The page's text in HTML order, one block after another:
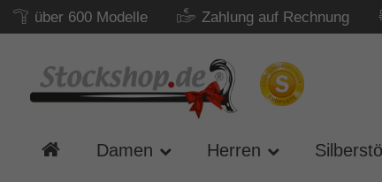
über 600 Modelle Zahlung auf Rechnung
Damen Herren